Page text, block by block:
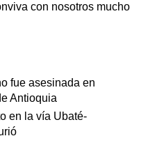
con nosotros mucho
fue asesinada en
Antioquia
en la vía Ubaté-